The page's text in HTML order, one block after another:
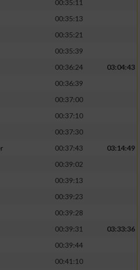
00:35:11
00:35:13
00:35:21
00:35:39
00:36:24
03:04:43
00:36:39
00:37:00
00:37:10
00:37:30
00:37:43
03:14:49
00:39:02
00:39:13
00:39:23
00:39:28
00:39:31
03:33:36
00:39:44
00:41:10
Daten zur Auswahl
durch Statistiken
Daten aus